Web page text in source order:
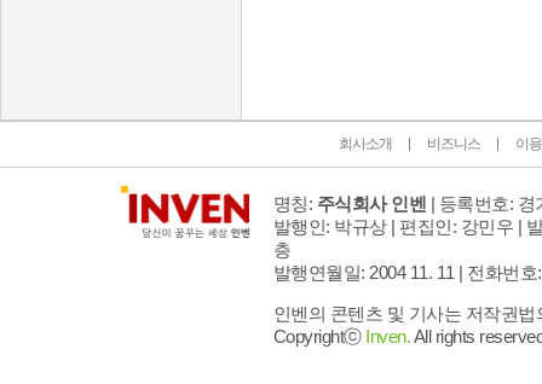
회사소개 비즈니스 이
명칭: 주식회사 인벤 | 등록번호: 경
발행인: 박규상 | 편집인: 강민우 |
층
발행연월일: 2004 11. 11 | 전화번호
인벤의 콘텐츠 및 기사는 저작권
Copyrightⓒ Inven.All rights